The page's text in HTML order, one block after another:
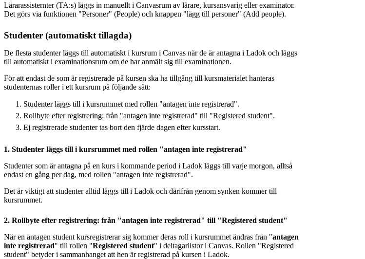
Lärarassisternter (TA:s) läggs in manuellt i Canvasrum av lärare, kursansvarig eller examinator.
Det görs via funktionen "Personer" (People) och knappen "lägg till personer" (Add people).
Studenter (automatiskt tillagda)
De flesta studenter läggs till automatiskt i kursrum i Canvas när de är antagna i Ladok och läggs
till automatiskt i examinationsrum om de har anmält sig till examinationen.
För att endast de som är registrerade på kursen ska ha tillgång till kursmaterialet hanteras
studenternas roller i ett kursrum på följande sätt:
Studenter läggs till i kursrummet med rollen "antagen inte registrerad".
Rollbyte efter registrering: från "antagen inte registrerad" till "Registered student".
Ej registrerade studenter tas bort den fjärde dagen efter kursstart.
1. Studenter läggs till i kursrummet med rollen "antagen inte registrerad"
Studenter som är antagna på en kurs i kommande period i Ladok läggs till varje morgon, alltså
endast en gång per dag, med rollen "antagen inte registrerad".
Det är viktigt att studenter alltid läggs till i Ladok och därifrån genom synken kommer till
kursrummet.
2. Rollbyte efter registrering: från "antagen inte registrerad" till "Registered student"
När en antagen student kursregistrerar sig kommer deras roll i kursrummet ändras från "antagen
inte registrerad" till rollen "Registered student" i deltagarlistor i Canvas. Rollen "Registered
student" betyder i sammanhanget att hen är registrerad på kursen i Ladok.